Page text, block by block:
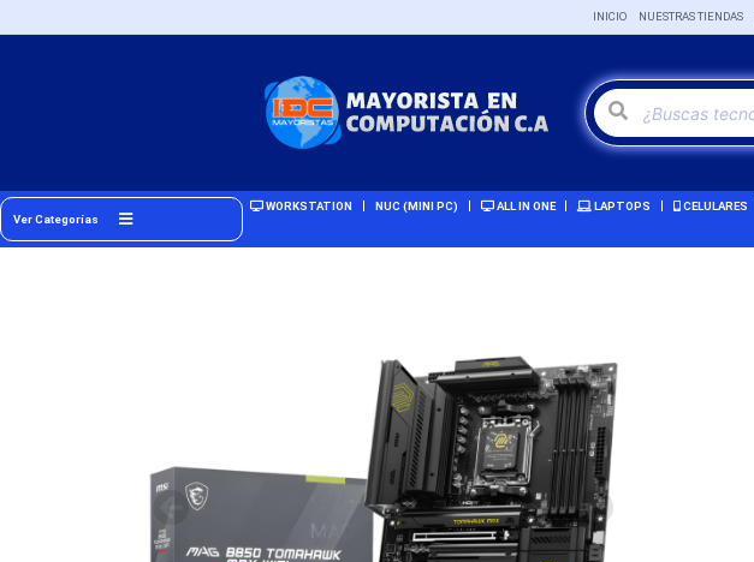
INICIO NUESTRAS TIENDAS
Ver Categorías
WORKSTATION NUC (MINI PC) ALL IN ONE LAPTOPS CELULARES